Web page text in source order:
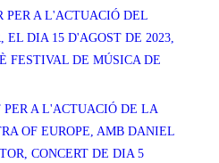
PER A L'ACTUACIÓ DEL
EL DIA 15 D'AGOST DE 2023,
FESTIVAL DE MÚSICA DE
PER A L'ACTUACIÓ DE LA
OF EUROPE, AMB DANIEL
CONCERT DE DIA 5